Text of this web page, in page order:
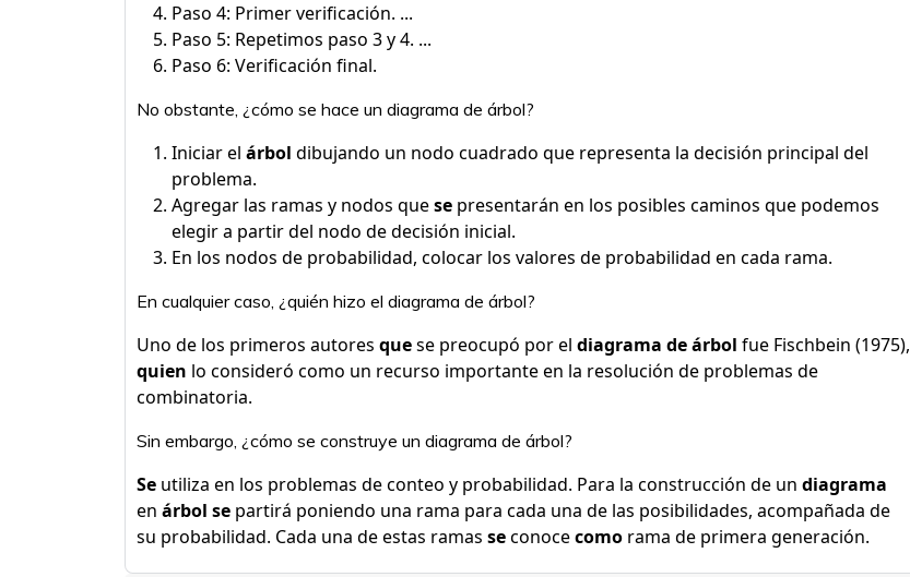
Paso 4: Primer verificación. ...
Paso 5: Repetimos paso 3 y 4. ...
Paso 6: Verificación final.
No obstante, ¿cómo se hace un diagrama de árbol?
Iniciar el árbol dibujando un nodo cuadrado que representa la decisión principal del
problema.
Agregar las ramas y nodos quese presentarán en los posibles caminos que podemos
elegir a partir del nodo de decisión inicial.
En los nodos de probabilidad, colocar los valores de probabilidad en cada rama.
En cualquier caso, ¿quién hizo el diagrama de árbol?
Uno de los primeros autores quese preocupó por el diagrama de árbol fue Fischbein (1975),
quien lo consideró como un recurso importante en la resolución de problemas de
combinatoria.
Sin embargo, ¿cómo se construye un diagrama de árbol?
Se utiliza en los problemas de conteo y probabilidad. Para la construcción de un diagrama
en árbol se partirá poniendo una rama para cada una de las posibilidades, acompañada de
su probabilidad. Cada una de estas ramas seconocecomo rama de primera generación.